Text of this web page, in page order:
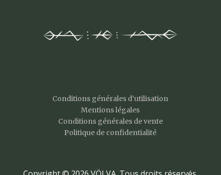
Conditions générales d’utilisation
Mentions légales
Conditions générales de vente
Politique de confidentialité